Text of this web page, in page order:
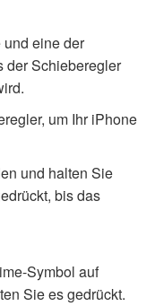
eine der
der Schieberegler
um Ihr iPhone
und halten Sie
bis das
Symbol auf
Sie es gedrückt.